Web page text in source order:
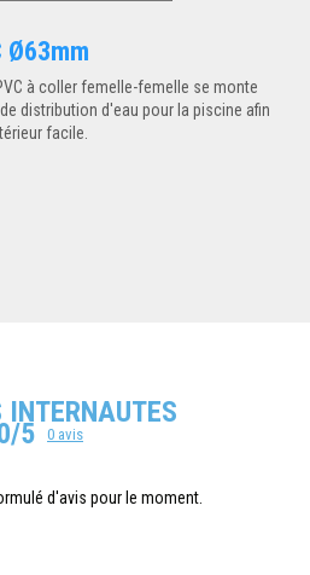
Ø63mm
à coller femelle-femelle se monte
distribution d'eau pour la piscine afin
facile.
5 0 avis
d'avis pour le moment.